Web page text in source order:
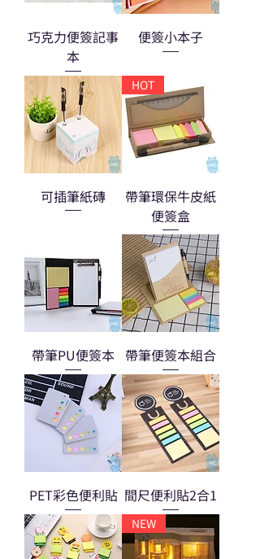
巧克力便簽記事
本
便簽小本子
可插筆紙磚
HOT
帶筆環保牛皮紙
便簽盒
帶筆PU便簽本 帶筆便簽本組合
PET彩色便利貼 間尺便利貼2合1
NEW